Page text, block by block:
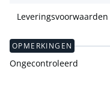
Leveringsvoorwaarden
OPMERKINGEN
Ongecontroleerd